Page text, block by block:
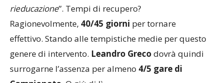
rieducazione”. Tempi di recupero?
Ragionevolmente, 40/45 giorni per tornare
effettivo. Stando alle tempistiche medie per questo
genere di intervento. Leandro Greco dovrà quindi
surrogarne l’assenza per almeno 4/5 gare di